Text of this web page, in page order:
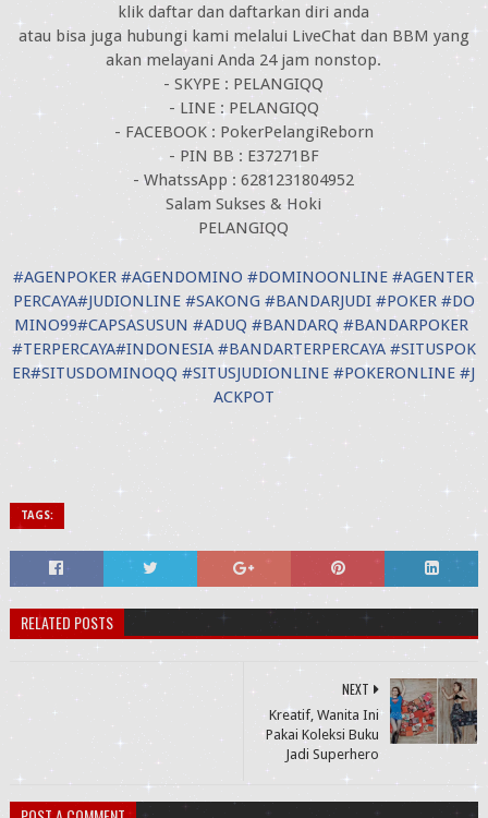
klik daftar dan daftarkan diri anda
atau bisa juga hubungi kami melalui LiveChat dan BBM yang
akan melayani Anda 24 jam nonstop.
- SKYPE : PELANGIQQ
- LINE : PELANGIQQ
- FACEBOOK : PokerPelangiReborn
- PIN BB : E37271BF
- WhatssApp : 6281231804952
Salam Sukses & Hoki
PELANGIQQ
#AGENPOKER #AGENDOMINO #DOMINOONLINE #AGENTER
PERCAYA#JUDIONLINE #SAKONG #BANDARJUDI #POKER #DO
MINO99#CAPSASUSUN #ADUQ #BANDARQ #BANDARPOKER
#TERPERCAYA#INDONESIA #BANDARTERPERCAYA #SITUSPOK
ER#SITUSDOMINOQQ #SITUSJUDIONLINE #POKERONLINE #J
ACKPOT
TAGS:
RELATED POSTS
NEXT
Kreatif, Wanita Ini
Pakai Koleksi Buku
Jadi Superhero